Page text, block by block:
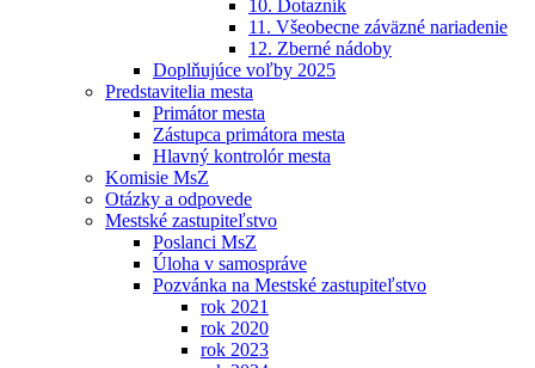
10. Dotazník
11. Všeobecne záväzné nariadenie
12. Zberné nádoby
Doplňujúce voľby 2025
Predstavitelia mesta
Primátor mesta
Zástupca primátora mesta
Hlavný kontrolór mesta
Komisie MsZ
Otázky a odpovede
Mestské zastupiteľstvo
Poslanci MsZ
Úloha v samospráve
Pozvánka na Mestské zastupiteľstvo
rok 2021
rok 2020
rok 2023